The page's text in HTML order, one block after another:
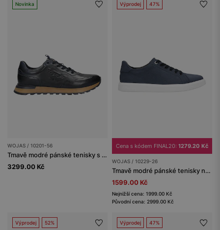
Novinka
WOJAS / 10201-56
Tmavě modré pánské tenisky s vytlačeným logem
3299.00 Kč
Výprodej 47%
Cena s kódem FINAL20: 1279.20 Kč
WOJAS / 10229-26
Tmavě modré pánské tenisky na bílé podrážce
1599.00 Kč
Nejnižší cena: 1999.00 Kč
Původní cena: 2999.00 Kč
Výprodej 52% Výprodej 47%